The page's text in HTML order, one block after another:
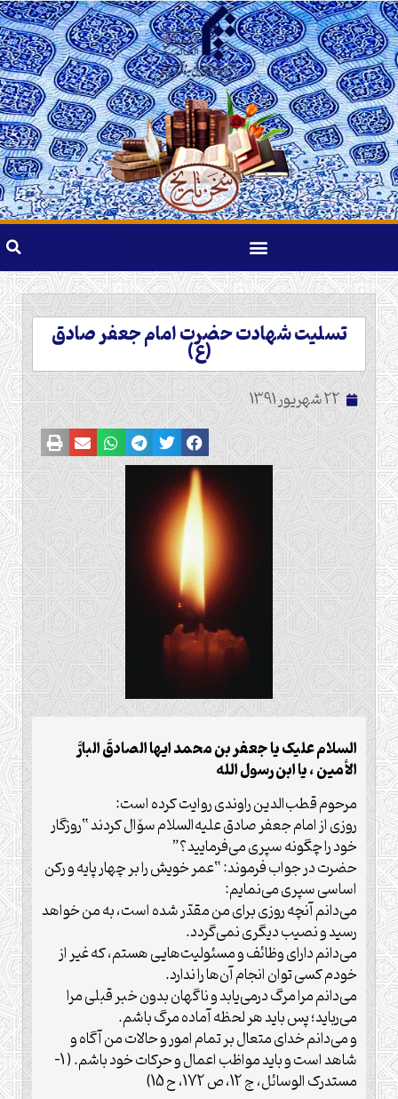
تسلیت شهادت حضرت امام جعفر صادق
(ع)
22 شهریور 1391
السلام علیک یا جعفر بن محمد ایها الصادقَ البارَّ
الأمین ، یا ابن رسول الله
مرحوم قطب‌الدین راوندی روایت کرده است:
روزی از امام جعفر صادق علیه‌السلام سۆال کردند “روزگار
خود را چگونه سپری می‌فرمایید؟”
حضرت در جواب فرموند: “عمر خویش را بر چهار پایه و رکن
اساسی سپری می‌نمایم:
می‌دانم آنچه روزی برای من مقدّر شده است، به من خواهد
رسید و نصیب دیگری نمی‌گردد.
می‌دانم دارای وظائف و مسئولیت‌هایی هستم، که غیر از
خودم کسی توان انجام آن‌ها را ندارد.
می‌دانم مرا مرگ درمی‌یابد و ناگهان بدون خبر قبلی مرا
می‌رباید؛ پس باید هر لحظه آماده مرگ باشم.
و می‌دانم خدای متعال بر تمام امور و حالات من آگاه و
شاهد است و باید مواظب اعمال و حرکات خود باشم. ( 1-
مستدرک الوسائل، ج 12، ص 172، ح 15)